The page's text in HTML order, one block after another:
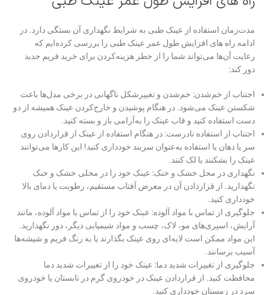
مدت‌زمان استفاده از عینک طبی به شرایط نگهداری آن بستگی دارد. در
ادامه راه های افزایش طول عمر عینک طبی را بررسی کرده‌ایم که
رعایت آن‌ها می‌تواند شما را از خطر هزینه‌کردن برای خرید فریم جدید
دور کند:
اجتناب از خم‌شدن: خم‌شدن و تغییرشکل ناگهانی در برخی مدل‌ها باعث
شکستن عینک می‌شود. در هنگام پوشیدن و خارج‌کردن عینک همیشه از دو
دست استفاده کنید و قاب عینک را به‌آرامی باز و بسته کنید.
اجتناب از استفاده نادرست: در هنگام استفاده از عینک از قراردادن روی
سر یا دهان یا استفاده به‌عنوان سربند خودداری کنید! این کارها می‌توانند
عینک را بشکنند یا لک کنند.
نگهداری در محل خشک و خنک: عینک خود را در محلی خشک و خنک
نگهدارید. از قراردادن آن در معرض آفتاب مستقیم، رطوبت یا دمای بالا
خودداری کنید.
جلوگیری از تماس با مواد آلوده: عینک خود را از تماس با مواد آلوده، مانند
آرایش، اسپری‌های مو، لاک، چسب و مواد شیمیایی دیگر، دور نگهدارید.
این مواد ممکن است لایه‌ای روی عینک بگذارند یا به رنگ فریم و شیشه‌ها
آسیب برسانند.
جلوگیری از تغییرات شدید دما: عینک خود را از تغییرات شدید دما
محافظت کنید. از قراردادن عینک در خودروی گرم در تابستان یا خودروی
سرد در زمستان خودداری کنید.